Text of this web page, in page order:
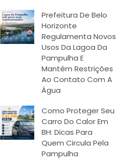
Prefeitura De Belo
Horizonte
Regulamenta Novos
Usos Da Lagoa Da
Pampulha E
Mantém Restrições
Ao Contato Com A
Água
Como Proteger Seu
Carro Do Calor Em
BH: Dicas Para
Quem Circula Pela
Pampulha